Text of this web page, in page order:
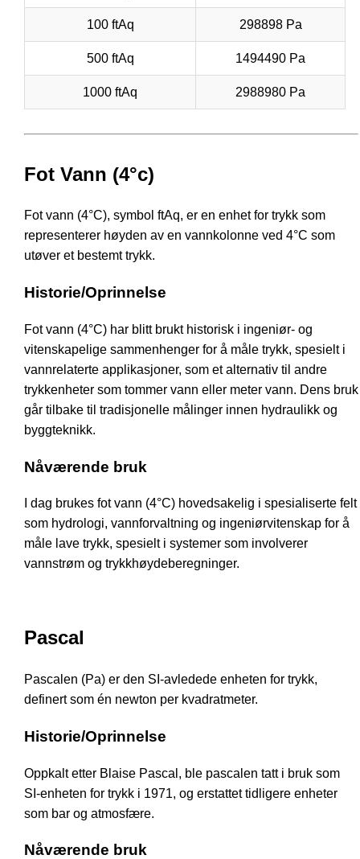
100 ftAq 298898 Pa
500 ftAq 1494490 Pa
1000 ftAq 2988980 Pa
Fot Vann (4°c)
Fot vann (4°C), symbol ftAq, er en enhet for trykk som
representerer høyden av en vannkolonne ved 4°C som
utøver et bestemt trykk.
Historie/Oprinnelse
Fot vann (4°C) har blitt brukt historisk i ingeniør- og
vitenskapelige sammenhenger for å måle trykk, spesielt i
vannrelaterte applikasjoner, som et alternativ til andre
trykkenheter som tommer vann eller meter vann. Dens bruk
går tilbake til tradisjonelle målinger innen hydraulikk og
byggteknikk.
Nåværende bruk
I dag brukes fot vann (4°C) hovedsakelig i spesialiserte felt
som hydrologi, vannforvaltning og ingeniørvitenskap for å
måle lave trykk, spesielt i systemer som involverer
vannstrøm og trykkhøydeberegninger.
Pascal
Pascalen (Pa) er den SI-avledede enheten for trykk,
definert som én newton per kvadratmeter.
Historie/Oprinnelse
Oppkalt etter Blaise Pascal, ble pascalen tatt i bruk som
SI-enheten for trykk i 1971, og erstattet tidligere enheter
som bar og atmosfære.
Nåværende bruk